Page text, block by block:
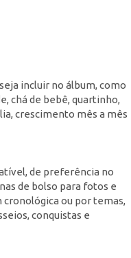
incluir no álbum, como
chá de bebê, quartinho,
crescimento mês a mês
de preferência no
de bolso para fotos e
ou por temas,
conquistas e